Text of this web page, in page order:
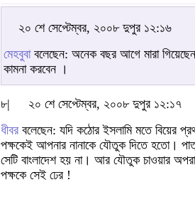
২০ শে সেপ্টেম্বর, ২০০৮ দুপুর ১২:১৬
মেহবুবাবলেছেন: অনেক বছর আগে মারা
কামনা করবেন ।
৮|
২০ শে সেপ্টেম্বর, ২০০৮ দুপুর ১২:১৭
ধীবর বলেছেন: যদি কঠোর ইসলামি মতে বিয়ের
পক্ষকেই আপনার নানাকে যৌতুক দিতে হতো।
সেটি বাংলাদেশ হয় না। আর যৌতুক চাওয়ার
পক্ষকে সেই ঢের !